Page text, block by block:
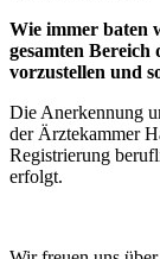
Wie immer baten
gesamten
vorzustellen und
Die Anerkennung
der Ärztekammer
Registrierung
erfolgt.